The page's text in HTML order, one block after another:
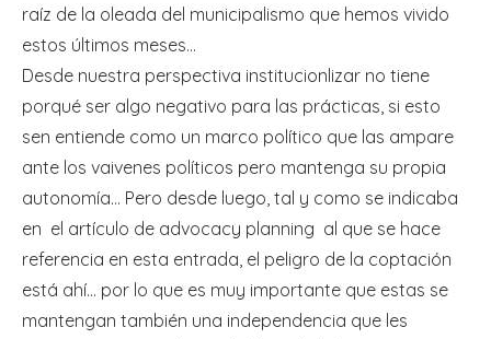
raíz de la oleada del municipalismo que hemos vivido
estos últimos meses…
Desde nuestra perspectiva institucionlizar no tiene
porqué ser algo negativo para las prácticas, si esto
sen entiende como un marco político que las ampare
ante los vaivenes políticos pero mantenga su propia
autonomía… Pero desde luego, tal y como se indicaba
en el artículo de advocacy planning al que se hace
referencia en esta entrada, el peligro de la coptación
está ahí… por lo que es muy importante que estas se
mantengan también una independencia que les